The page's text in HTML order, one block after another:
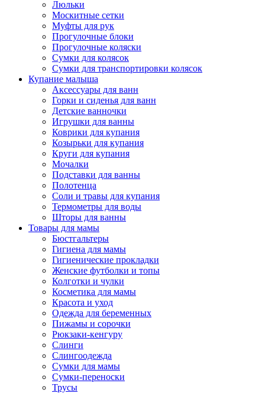
Люльки
Москитные сетки
Муфты для рук
Прогулочные блоки
Прогулочные коляски
Сумки для колясок
Сумки для транспортировки колясок
Купание малыша
Аксессуары для ванн
Горки и сиденья для ванн
Детские ванночки
Игрушки для ванны
Коврики для купания
Козырьки для купания
Круги для купания
Мочалки
Подставки для ванны
Полотенца
Соли и травы для купания
Термометры для воды
Шторы для ванны
Товары для мамы
Бюстгальтеры
Гигиена для мамы
Гигиенические прокладки
Женские футболки и топы
Колготки и чулки
Косметика для мамы
Красота и уход
Одежда для беременных
Пижамы и сорочки
Рюкзаки-кенгуру
Слинги
Слингоодежда
Сумки для мамы
Сумки-переноски
Трусы